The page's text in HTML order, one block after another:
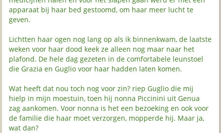
apparaat bij haar bed gestoomd, om haar meer lucht te
geven.
Lichtten haar ogen nog lang op als ik binnenkwam, de laatste
weken voor haar dood keek ze alleen nog maar naar het
plafond. De hele dag gezeten in de comfortabele leunstoel
die Grazia en Guglio voor haar hadden laten komen.
Wat heeft dat nou toch nog voor zin? riep Guglio die mij
hielp in mijn moestuin, toen hij nonna Piccinini uit Genua
zag aankomen. Voor nonna is het een bezoeking en ook voor
de familie die haar moet verzorgen, mopperde hij. Maar ja,
wat dan?